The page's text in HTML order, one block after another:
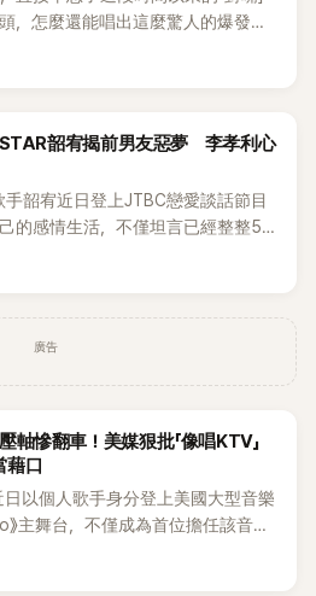
，怎麼還能唱出這麼驚人的爆發力
韶宥揭前男友惡夢 李孝利心
韶宥近日登上JTBC戀愛談話節目
己的感情生活，不僅坦言已經整整5
空窗至今的原因，全與上一段戀情
廣告
慘翻車！美媒狠批「像唱KTV」
藉口
日以個人歌手身分登上美國大型音樂
主舞台，不僅成為首位擔任該音樂
K-POP女SOLO歌手，寫下全新紀